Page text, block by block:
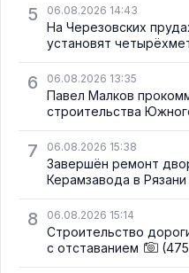
5 06.08.2026 14:43
На Черезовских
установят
6 06.08.2026 13:35
Павел Малков
строительства
7 06.08.2026 15:38
Завершён ремонт
Керамзавода в Рязани
8 06.08.2026 15:14
Строительство
с отставанием